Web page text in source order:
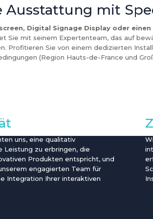
Ausstattung mit
Digital Signage Display oder
Sie mit seinem Expertenteam, das auf
Profitieren Sie von einem dedizierten
(Region Hauts-de-France und
uns, eine qualitativ
Leistung zu erbringen, die
Produkten entspricht, und
engagierten Team für
Integration Ihrer interaktiven